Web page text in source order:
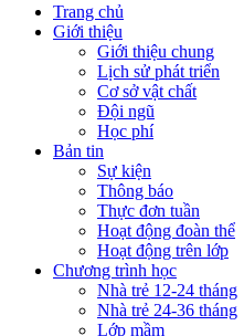
Trang chủ
Giới thiệu
Giới thiệu chung
Lịch sử phát triển
Cơ sở vật chất
Đội ngũ
Học phí
Bản tin
Sự kiện
Thông báo
Thực đơn tuần
Hoạt động đoàn thể
Hoạt động trên lớp
Chương trình học
Nhà trẻ 12-24 tháng
Nhà trẻ 24-36 tháng
Lớp mầm